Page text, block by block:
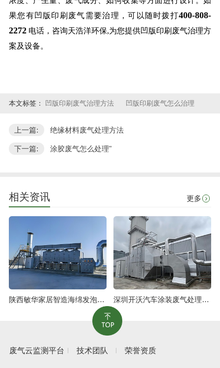
果您有凹版印刷废气需要治理，可以随时拨打400-808-
2272 电话，咨询天浩洋环保,为您提供凹版印刷废气治理方
案及设备。
本文标签： 凹版印刷废气治理方法 凹版印刷废气怎么治理
上一篇: 绝缘材料废气处理方法
下一篇: 涂胶废气怎么处理"
相关资讯 更多
陕西敏华家居智造海绵发泡废气治理工程 深圳开沃汽车涂装废气处理工程
废气云监测平台 技术团队 荣誉资质